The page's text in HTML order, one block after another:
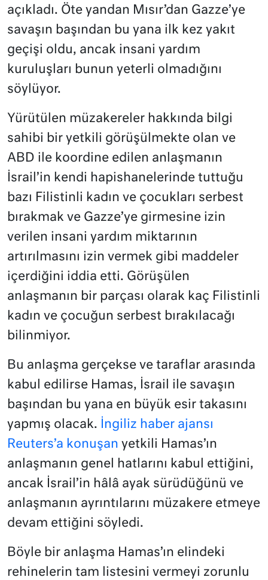
açıkladı. Öte yandan Mısır’dan Gazze’ye
savaşın başından bu yana ilk kez yakıt
geçişi oldu, ancak insani yardım
kuruluşları bunun yeterli olmadığını
söylüyor.
Yürütülen müzakereler hakkında bilgi
sahibi bir yetkili görüşülmekte olan ve
ABD ile koordine edilen anlaşmanın
İsrail’in kendi hapishanelerinde tuttuğu
bazı Filistinli kadın ve çocukları serbest
bırakmak ve Gazze’ye girmesine izin
verilen insani yardım miktarının
artırılmasını izin vermek gibi maddeler
içerdiğini iddia etti. Görüşülen
anlaşmanın bir parçası olarak kaç Filistinli
kadın ve çocuğun serbest bırakılacağı
bilinmiyor.
Bu anlaşma gerçekse ve taraflar arasında
kabul edilirse Hamas, İsrail ile savaşın
başından bu yana en büyük esir takasını
yapmış olacak. İngiliz haber ajansı
Reuters’a konuşan yetkili Hamas’ın
anlaşmanın genel hatlarını kabul ettiğini,
ancak İsrail’in hâlâ ayak sürüdüğünü ve
anlaşmanın ayrıntılarını müzakere etmeye
devam ettiğini söyledi.
Böyle bir anlaşma Hamas’ın elindeki
rehinelerin tam listesini vermeyi zorunlu